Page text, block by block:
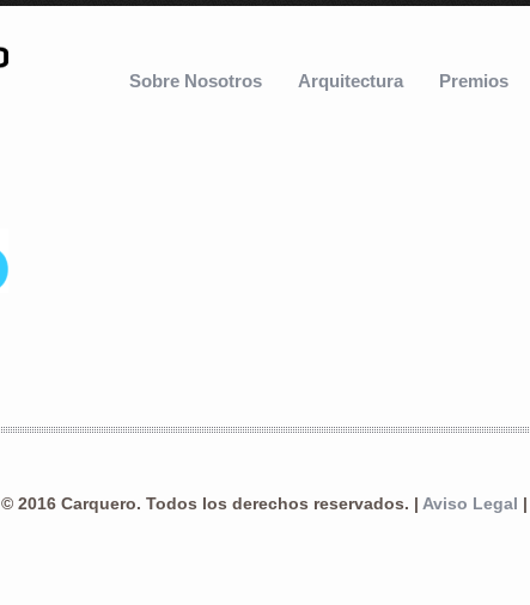
Sobre Nosotros Arquitectura Premios
© 2016 Carquero. Todos los derechos reservados. | Aviso Legal